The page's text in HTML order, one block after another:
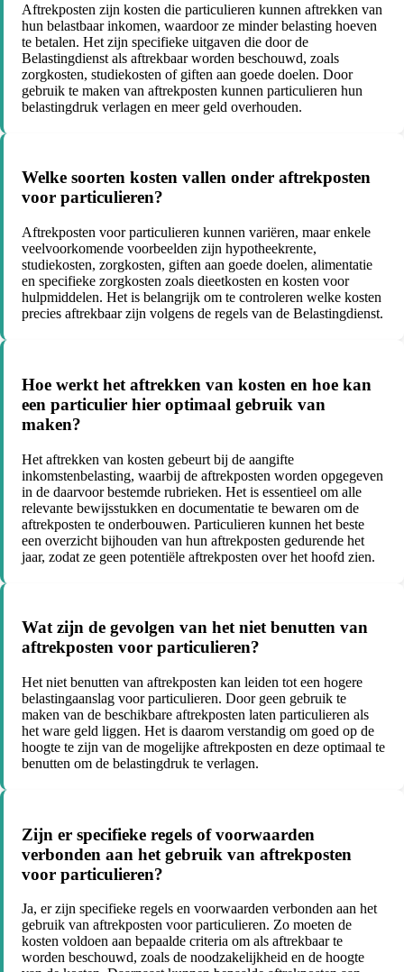
Aftrekposten zijn kosten die particulieren kunnen aftrekken van
hun belastbaar inkomen, waardoor ze minder belasting hoeven
te betalen. Het zijn specifieke uitgaven die door de
Belastingdienst als aftrekbaar worden beschouwd, zoals
zorgkosten, studiekosten of giften aan goede doelen. Door
gebruik te maken van aftrekposten kunnen particulieren hun
belastingdruk verlagen en meer geld overhouden.
Welke soorten kosten vallen onder aftrekposten
voor particulieren?
Aftrekposten voor particulieren kunnen variëren, maar enkele
veelvoorkomende voorbeelden zijn hypotheekrente,
studiekosten, zorgkosten, giften aan goede doelen, alimentatie
en specifieke zorgkosten zoals dieetkosten en kosten voor
hulpmiddelen. Het is belangrijk om te controleren welke kosten
precies aftrekbaar zijn volgens de regels van de Belastingdienst.
Hoe werkt het aftrekken van kosten en hoe kan
een particulier hier optimaal gebruik van
maken?
Het aftrekken van kosten gebeurt bij de aangifte
inkomstenbelasting, waarbij de aftrekposten worden opgegeven
in de daarvoor bestemde rubrieken. Het is essentieel om alle
relevante bewijsstukken en documentatie te bewaren om de
aftrekposten te onderbouwen. Particulieren kunnen het beste
een overzicht bijhouden van hun aftrekposten gedurende het
jaar, zodat ze geen potentiële aftrekposten over het hoofd zien.
Wat zijn de gevolgen van het niet benutten van
aftrekposten voor particulieren?
Het niet benutten van aftrekposten kan leiden tot een hogere
belastingaanslag voor particulieren. Door geen gebruik te
maken van de beschikbare aftrekposten laten particulieren als
het ware geld liggen. Het is daarom verstandig om goed op de
hoogte te zijn van de mogelijke aftrekposten en deze optimaal te
benutten om de belastingdruk te verlagen.
Zijn er specifieke regels of voorwaarden
verbonden aan het gebruik van aftrekposten
voor particulieren?
Ja, er zijn specifieke regels en voorwaarden verbonden aan het
gebruik van aftrekposten voor particulieren. Zo moeten de
kosten voldoen aan bepaalde criteria om als aftrekbaar te
worden beschouwd, zoals de noodzakelijkheid en de hoogte